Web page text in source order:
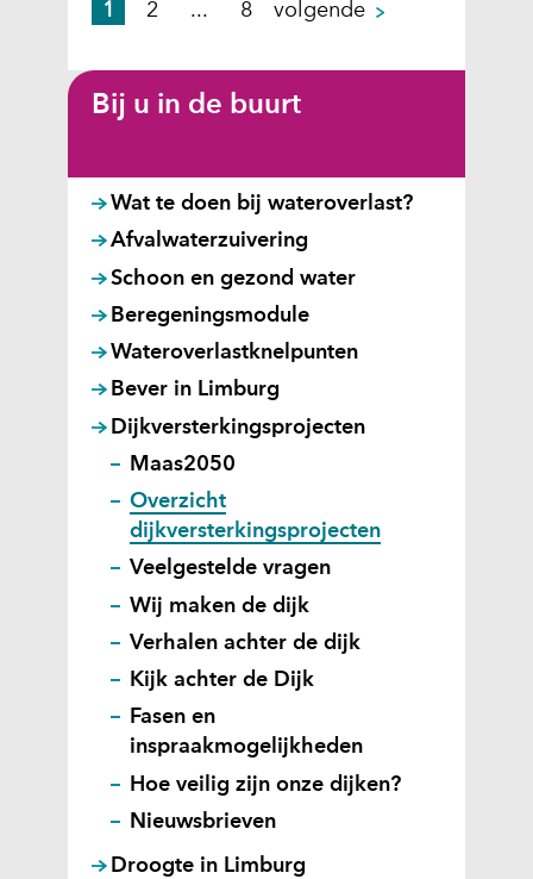
1 2 ... 8 volgendep
g
Bij u in de buurt
Wat te doen bij wateroverlast?
Afvalwaterzuivering
Schoon en gezond water
Beregeningsmodule
Wateroverlastknelpunten
Bever in Limburg
Dijkversterkingsprojecten
Maas2050
Overzicht
dijkversterkingsprojecten
Veelgestelde vragen
Wij maken de dijk
Verhalen achter de dijk
Kijk achter de Dijk
Fasen en
inspraakmogelijkheden
Hoe veilig zijn onze dijken?
Nieuwsbrieven
Droogte in Limburg